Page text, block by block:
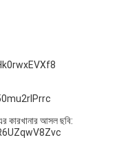
আসল ছবি: